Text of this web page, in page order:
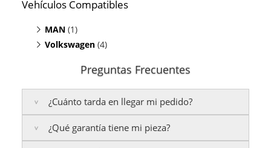
Vehículos Compatibles
MAN (1)
TGE Bus 2.0
Volkswagen (4)
Grand California 2.0 (TDI, motor CXEB)
Multivan 2.0(TDI, motor CXEB)
Transporter T6 2.0 TDI(motor CXEB)
Preguntas Frecuentes
¿Cuánto tarda en llegar mi pedido?
Península: Entregamos en un plazo estimado de
a 48 horas laborables, si realizas tu pedido antes de
¿Qué garantía tiene mi pieza?